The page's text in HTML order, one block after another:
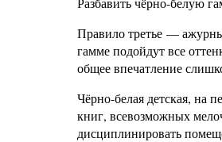
Правило третье —
гамме подойдут все
общее впечатление
Чёрно-белая детская, на
книг, всевозможных
дисциплинировать